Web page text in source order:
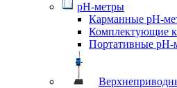
pH-метры
Карманные pH-
Комплектующие
Портативные pH-